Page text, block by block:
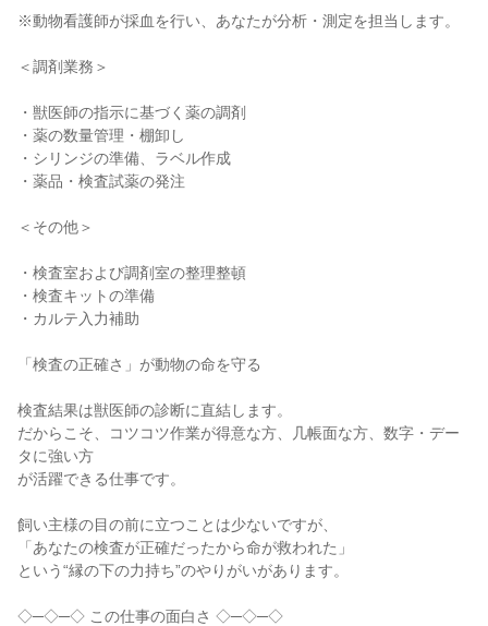
※動物看護師が採血を行い、あなたが分析・測定を担当します。
＜調剤業務＞
・獣医師の指示に基づく薬の調剤
・薬の数量管理・棚卸し
・シリンジの準備、ラベル作成
・薬品・検査試薬の発注
＜その他＞
・検査室および調剤室の整理整頓
・検査キットの準備
・カルテ入力補助
「検査の正確さ」が動物の命を守る
検査結果は獣医師の診断に直結します。
だからこそ、コツコツ作業が得意な方、几帳面な方、数字・デー
タに強い方
が活躍できる仕事です。
飼い主様の目の前に立つことは少ないですが、
「あなたの検査が正確だったから命が救われた」
という“縁の下の力持ち”のやりがいがあります。
◇─◇─◇ この仕事の面白さ ◇─◇─◇